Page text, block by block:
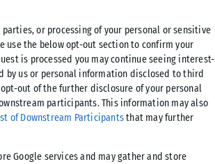
or processing of your personal or sensitive
the below opt-out section to confirm your
is processed you may continue seeing interest-
by us or personal information disclosed to third
out of the further disclosure of your personal
participants. This information may also
of Downstream Participantsthat may further
Google services and may gather and store
οι
αναφέρθηκε